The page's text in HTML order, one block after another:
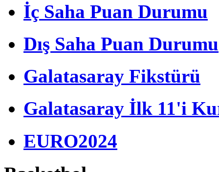
İç Saha Puan Durumu
Dış Saha Puan Durumu
Galatasaray Fikstürü
Galatasaray İlk 11'i
EURO2024